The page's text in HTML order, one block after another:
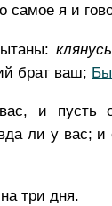
я и
клянусь
брат ваш;
и пусть
ли у вас; и
три дня.